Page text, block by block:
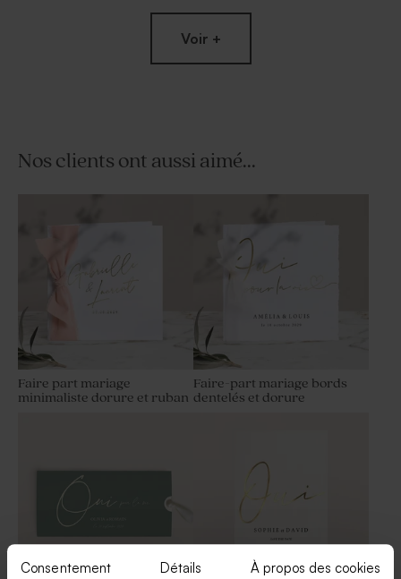
Consentement Détails À propos des cookies
Etiquette mariage
Save the date mariage
Voir +
Nos clients ont aussi aimé...
Faire part mariage
minimaliste dorure et ruban
Faire-part mariage bords
dentelés et dorure